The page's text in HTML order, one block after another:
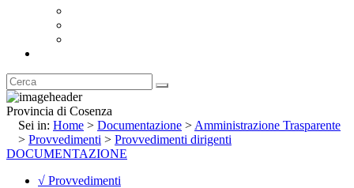
Provincia di Cosenza
Sei in: Home > Documentazione > Amministrazione Trasparente
> Provvedimenti > Provvedimenti dirigenti
DOCUMENTAZIONE
√ Provvedimenti